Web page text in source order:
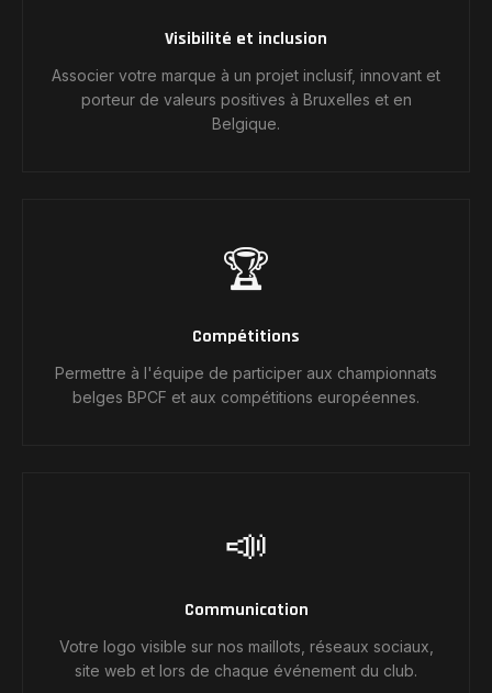
Visibilité et inclusion
Associer votre marque à un projet inclusif, innovant et
porteur de valeurs positives à Bruxelles et en
Belgique.
🏆
Compétitions
Permettre à l'équipe de participer aux championnats
belges BPCF et aux compétitions européennes.
📣
Communication
Votre logo visible sur nos maillots, réseaux sociaux,
site web et lors de chaque événement du club.